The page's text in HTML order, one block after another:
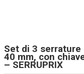
Set di 3
40 mm, con
– SERRUPRIX